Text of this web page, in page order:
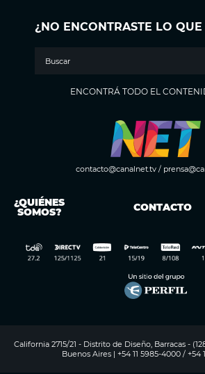
¿NO ENCONTRASTE LO
ENCONTRÁ TODO EL
contacto@canalnet.tv/
¿QUIÉNES
SOMOS? CONTACTO
California 2715/21 - Distrito de Diseño, Barracas -
Buenos Aires | +54 11 5985-4000 / +54